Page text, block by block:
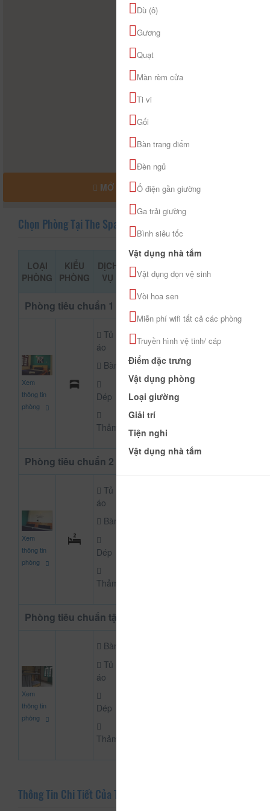
MỞ RỘNG BẢN ĐỒ
Chọn Phòng Tại The Sparrow
LOẠI
PHÒNG
KIỂU
PHÒNG
DỊCH
VỤ
GIÁ THAM
KHẢO
ĐẶT PHÒNG
Phòng tiêu chuẩn 1 giường
Xem
thông tin
phòng
Tủ
áo
Bàn
Dép
Thảm
450.000
đ
CHƯA KHAI BÁO
Phòng tiêu chuẩn 2 giường
Xem
thông tin
phòng
Tủ
áo
Bàn
Dép
Thảm
Phòng tiêu chuẩn tập thể
Xem
thông tin
phòng
Bàn
Tủ
áo
Dép
Thảm
Thông Tin Chi Tiết Của The Sparrow
Dù (ô)
Gương
Quạt
Màn rèm cửa
Ti vi
Gối
Bàn trang điểm
Đèn ngủ
Ổ điện gần giường
Ga trải giường
Bình siêu tốc
Vật dụng nhà tắm
Vật dụng dọn vệ sinh
Vòi hoa sen
Miễn phí wifi tất cả các phòng
Truyền hình vệ tinh/ cáp
Điểm đặc trưng
Vật dụng phòng
Loại giường
Giải trí
Tiện nghi
Vật dụng nhà tắm